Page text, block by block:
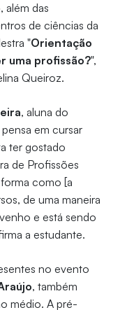
além das
de ciências da
"Orientação
uma profissão?",
Queiroz.
, aluna do
em cursar
ter gostado
de Profissões
como [a
de uma maneira
e está sendo
a estudante.
no evento
, também
médio. A pré-